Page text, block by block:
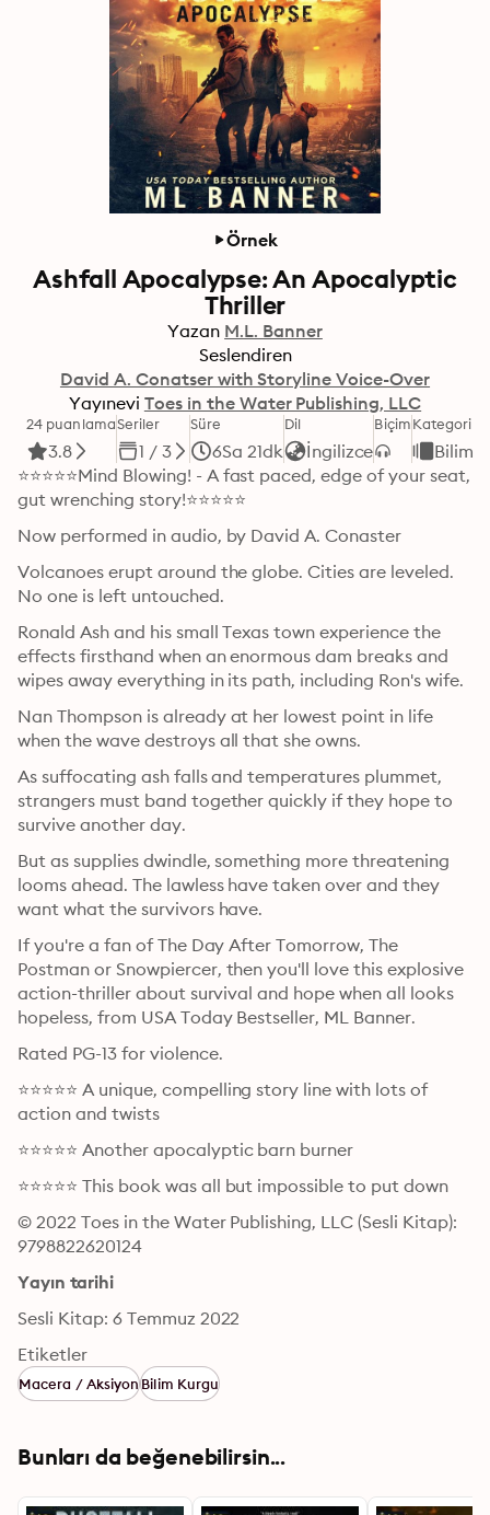
Örnek
Ashfall Apocalypse: An Apocalyptic
Thriller
Yazan M.L. Banner
Seslendiren
David A. Conatser with Storyline Voice-Over
Yayınevi Toes in the Water Publishing, LLC
24 puanlama
3.8
Seriler
1 / 3
Süre
6Sa 21dk
Dil
İngilizce
BiçimKategori
Bilim
⭐️⭐️⭐️⭐️⭐️Mind Blowing! - A fast paced, edge of your seat,
gut wrenching story!⭐️⭐️⭐️⭐️⭐️
Now performed in audio, by David A. Conaster
Volcanoes erupt around the globe. Cities are leveled.
No one is left untouched.
Ronald Ash and his small Texas town experience the
effects firsthand when an enormous dam breaks and
wipes away everything in its path, including Ron's wife.
Nan Thompson is already at her lowest point in life
when the wave destroys all that she owns.
As suffocating ash falls and temperatures plummet,
strangers must band together quickly if they hope to
survive another day.
But as supplies dwindle, something more threatening
looms ahead. The lawless have taken over and they
want what the survivors have.
If you're a fan of The Day After Tomorrow, The
Postman or Snowpiercer, then you'll love this explosive
action-thriller about survival and hope when all looks
hopeless, from USA Today Bestseller, ML Banner.
Rated PG-13 for violence.
⭐️⭐️⭐️⭐️⭐️ A unique, compelling story line with lots of
action and twists
⭐️⭐️⭐️⭐️⭐️ Another apocalyptic barn burner
⭐️⭐️⭐️⭐️⭐️ This book was all but impossible to put down
© 2022 Toes in the Water Publishing, LLC (Sesli Kitap):
9798822620124
Yayın tarihi
Sesli Kitap: 6 Temmuz 2022
Etiketler
Macera / AksiyonBilim Kurgu
Bunları da beğenebilirsin...